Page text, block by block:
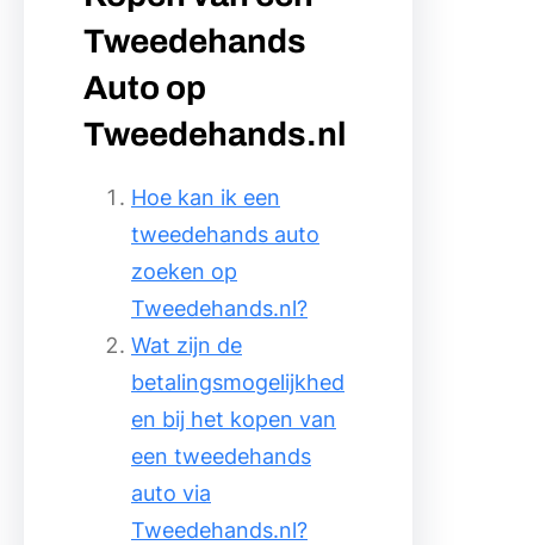
Tweedehands
Auto op
Tweedehands.nl
Hoe kan ik een
tweedehands auto
zoeken op
Tweedehands.nl?
Wat zijn de
betalingsmogelijkhed
en bij het kopen van
een tweedehands
auto via
Tweedehands.nl?